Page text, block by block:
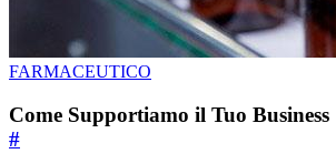
FARMACEUTICO
Come Supportiamo il Tuo Business
#